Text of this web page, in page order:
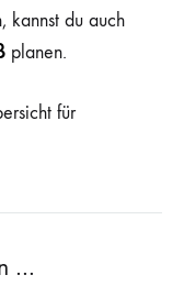
kannst du auch
planen.
für
…